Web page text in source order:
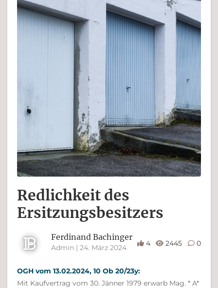
Redlichkeit des
Ersitzungsbesitzers
Ferdinand Bachinger
Admin | 24. März 2024
4 2445 0
OGH vom 13.02.2024, 10 Ob 20/23y:
Mit Kaufvertrag vom 30. Jänner 1979 erwarb Mag. * A*